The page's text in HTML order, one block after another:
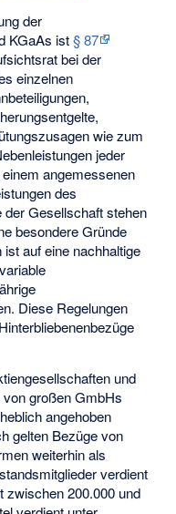
der
KGaAs ist§ 87
bei der
einzelnen
wie zum
jeder
angemessenen
des
Gesellschaft stehen
besondere Gründe
auf eine nachhaltige
Diese Regelungen
und
großen GmbHs
angehoben
gelten Bezüge von
weiterhin als
verdient
zwischen 200.000 und